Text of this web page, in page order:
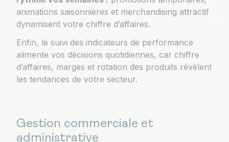
animations saisonnières et merchandising attractif
dynamisent votre chiffre d’affaires.
Enfin, le suivi des indicateurs de performance
alimente vos décisions quotidiennes, car chiffre
d’affaires, marges et rotation des produits révèlent
les tendances de votre secteur.
Gestion commerciale et
administrative